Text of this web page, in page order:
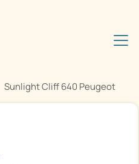
Sunlight Cliff 640 Peugeot